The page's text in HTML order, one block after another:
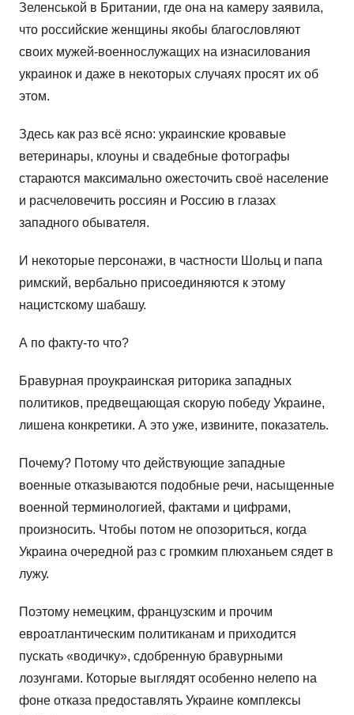
Зеленськой в Британии, где она на камеру заявила,
что российские женщины якобы благословляют
своих мужей-военнослужащих на изнасилования
украинок и даже в некоторых случаях просят их об
этом.
Здесь как раз всё ясно: украинские кровавые
ветеринары, клоуны и свадебные фотографы
стараются максимально ожесточить своё население
и расчеловечить россиян и Россию в глазах
западного обывателя.
И некоторые персонажи, в частности Шольц и папа
римский, вербально присоединяются к этому
нацистскому шабашу.
А по факту-то что?
Бравурная проукраинская риторика западных
политиков, предвещающая скорую победу Украине,
лишена конкретики. А это уже, извините, показатель.
Почему? Потому что действующие западные
военные отказываются подобные речи, насыщенные
военной терминологией, фактами и цифрами,
произносить. Чтобы потом не опозориться, когда
Украина очередной раз с громким плюханьем сядет в
лужу.
Поэтому немецким, французским и прочим
евроатлантическим политиканам и приходится
пускать «водичку», сдобренную бравурными
лозунгами. Которые выглядят особенно нелепо на
фоне отказа предоставлять Украине комплексы